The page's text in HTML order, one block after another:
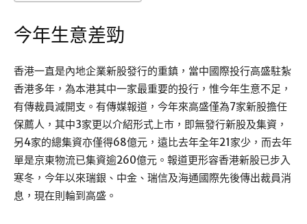
今年生意差勁
香港一直是內地企業新股發行的重鎮，當中國際投行高盛駐紮
香港多年，為本港其中一家最重要的投行，惟今年生意不足，
有傳裁員減開支。有傳媒報道，今年來高盛僅為7家新股擔任
保薦人，其中3家更以介紹形式上市，即無發行新股及集資，
另4家的總集資亦僅得68億元，遠比去年全年21家少，而去年
單是京東物流已集資逾260億元。報道更形容香港新股已步入
寒冬，今年以來瑞銀、中金、瑞信及海通國際先後傳出裁員消
息，現在則輪到高盛。